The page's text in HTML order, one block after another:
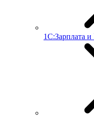
1С:Зарплата